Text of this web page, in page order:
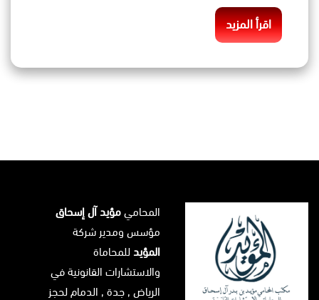
اقرأ المزيد
المحاميمؤيد آل إسحاق
مؤسس ومدير شركة
المؤيد للمحاماة
والاستشارات القانونية في
الرياض , جدة , الدماملحجز